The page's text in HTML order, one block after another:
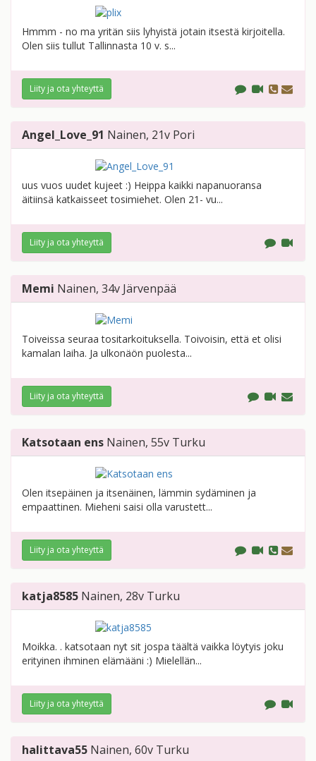
Hmmm - no ma yritän siis lyhyistä jotain itsestä kirjoitella.
Olen siis tullut Tallinnasta 10 v. s...
Liity ja ota yhteyttä
Angel_Love_91 Nainen, 21v Pori
uus vuos uudet kujeet :) Heippa kaikki napanuoransa
äitiinsä katkaisseet tosimiehet. Olen 21- vu...
Liity ja ota yhteyttä
Memi Nainen, 34v Järvenpää
Toiveissa seuraa tositarkoituksella. Toivoisin, että et olisi
kamalan laiha. Ja ulkonäön puolesta...
Liity ja ota yhteyttä
Katsotaan ens Nainen, 55v Turku
Olen itsepäinen ja itsenäinen, lämmin sydäminen ja
empaattinen. Mieheni saisi olla varustett...
Liity ja ota yhteyttä
katja8585 Nainen, 28v Turku
Moikka. . katsotaan nyt sit jospa täältä vaikka löytyis joku
erityinen ihminen elämääni :) Mielellän...
Liity ja ota yhteyttä
halittava55 Nainen, 60v Turku